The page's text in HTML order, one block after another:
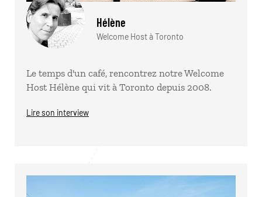
Hélène
Welcome Host à Toronto
Le temps d'un café, rencontrez notre Welcome
Host Hélène qui vit à Toronto depuis 2008.
Lire son interview